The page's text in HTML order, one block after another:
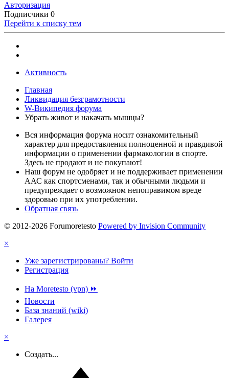
Авторизация
Подписчики 0
Перейти к списку тем
Активность
Главная
Ликвидация безграмотности
W-Википедия форума
Убрать живот и накачать мышцы?
Вся информация форума носит ознакомительный
характер для предоставления полноценной и правдивой
информации о применении фармакологии в спорте.
Здесь не продают и не покупают!
Наш форум не одобряет и не поддерживает применении
ААС как спортсменами, так и обычными людьми и
предупреждает о возможном непоправимом вреде
здоровью при их употреблении.
Обратная связь
© 2012-2026 Forumoretesto Powered by Invision Community
×
Уже зарегистрированы? Войти
Регистрация
На Moretesto (vpn) ⏩
Новости
База знаний (wiki)
Галерея
×
Создать...